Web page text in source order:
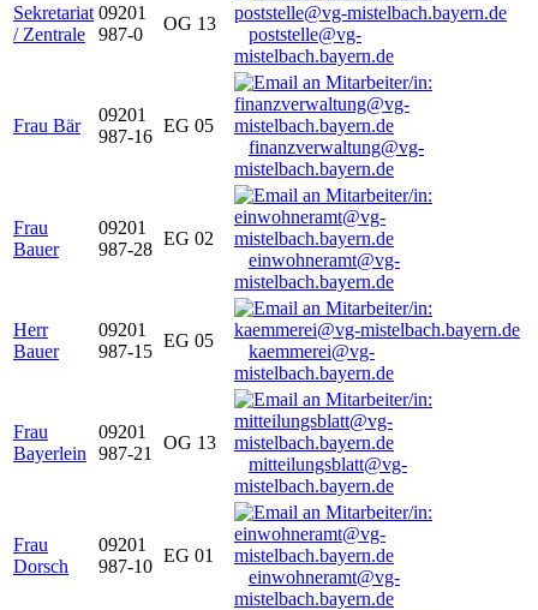
Sekretariat
/ Zentrale
09201
987-0
OG 13
poststelle@vg-
mistelbach.bayern.de
Frau Bär
09201
987-16
EG 05
finanzverwaltung@vg-
mistelbach.bayern.de
Frau
Bauer
09201
987-28
EG 02
einwohneramt@vg-
mistelbach.bayern.de
Herr
Bauer
09201
987-15
EG 05
kaemmerei@vg-
mistelbach.bayern.de
Frau
Bayerlein
09201
987-21
OG 13
mitteilungsblatt@vg-
mistelbach.bayern.de
Frau
Dorsch
09201
987-10
EG 01
einwohneramt@vg-
mistelbach.bayern.de